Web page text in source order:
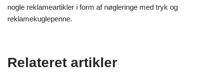
nogle reklameartikler i form af nøgleringe med tryk og
reklamekuglepenne.
Relateret artikler